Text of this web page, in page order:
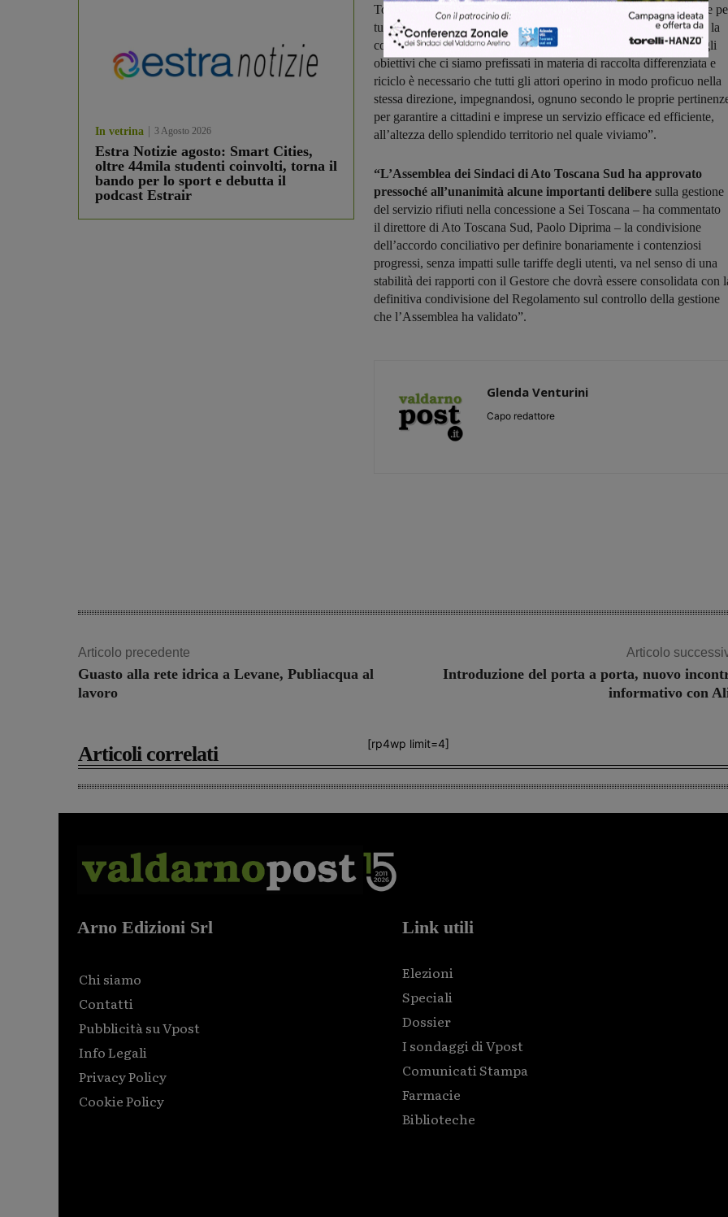
In vetrina 3 Agosto 2026
Estra Notizie agosto: Smart Cities,
oltre 44mila studenti coinvolti, torna il
bando per lo sport e debutta il
podcast Estrair
Toscana – ritengo che questo accordo possa e debba rappresentare
tutti un momento di svolta, rinsaldando ancora di più il rapporto e la
collaborazione fra il Gestore e i Comuni serviti. Per raggiungere gli
obiettivi che ci siamo prefissati in materia di raccolta differenziata e
riciclo è necessario che tutti gli attori operino in modo proficuo nella
stessa direzione, impegnandosi, ognuno secondo le proprie
per garantire a cittadini e imprese un servizio efficace ed efficiente,
all’altezza dello splendido territorio nel quale viviamo”.
“L’Assemblea dei Sindaci di Ato Toscana Sud ha approvato
pressoché all’unanimità alcune importanti delibere sulla gestione
del servizio rifiuti nella concessione a Sei Toscana – ha commentato
il direttore di Ato Toscana Sud, Paolo Diprima – la condivisione
dell’accordo conciliativo per definire bonariamente i contenziosi
progressi, senza impatti sulle tariffe degli utenti, va nel senso di una
stabilità dei rapporti con il Gestore che dovrà essere consolidata con
definitiva condivisione del Regolamento sul controllo della gestione
che l’Assemblea ha validato”.
Glenda Venturini
Capo redattore
Articolo precedente
Guasto alla rete idrica a Levane, Publiacqua al
lavoro
Articolo
Introduzione del porta a porta, nuovo
informativo con
[rp4wp limit=4]
Articoli correlati
Arno Edizioni Srl
Chi siamo
Contatti
Pubblicità su Vpost
Info Legali
Privacy Policy
Cookie Policy
Link utili
Elezioni
Speciali
Dossier
I sondaggi di Vpost
Comunicati Stampa
Farmacie
Biblioteche